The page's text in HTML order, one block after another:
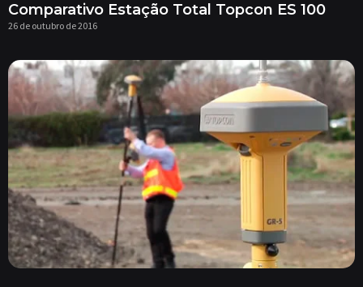
Comparativo Estação Total Topcon ES 100
26 de outubro de 2016